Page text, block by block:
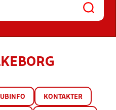
KONTAKTER